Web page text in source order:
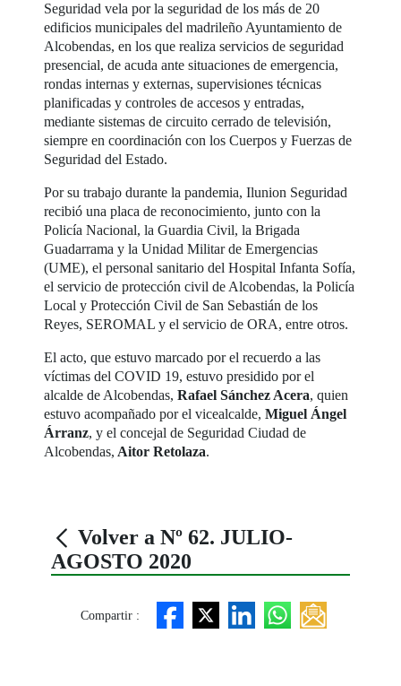
Seguridad vela por la seguridad de los más de 20
edificios municipales del madrileño Ayuntamiento de
Alcobendas, en los que realiza servicios de seguridad
presencial, de acuda ante situaciones de emergencia,
rondas internas y externas, supervisiones técnicas
planificadas y controles de accesos y entradas,
mediante sistemas de circuito cerrado de televisión,
siempre en coordinación con los Cuerpos y Fuerzas de
Seguridad del Estado.
Por su trabajo durante la pandemia, Ilunion Seguridad
recibió una placa de reconocimiento, junto con la
Policía Nacional, la Guardia Civil, la Brigada
Guadarrama y la Unidad Militar de Emergencias
(UME), el personal sanitario del Hospital Infanta Sofía,
el servicio de protección civil de Alcobendas, la Policía
Local y Protección Civil de San Sebastián de los
Reyes, SEROMAL y el servicio de ORA, entre otros.
El acto, que estuvo marcado por el recuerdo a las
víctimas del COVID 19, estuvo presidido por el
alcalde de Alcobendas,Rafael Sánchez Acera, quien
estuvo acompañado por el vicealcalde,Miguel Ángel
Árranz, y el concejal de Seguridad Ciudad de
Alcobendas, Aitor Retolaza.
Volver a Nº 62. JULIO-
AGOSTO 2020
Compartir :